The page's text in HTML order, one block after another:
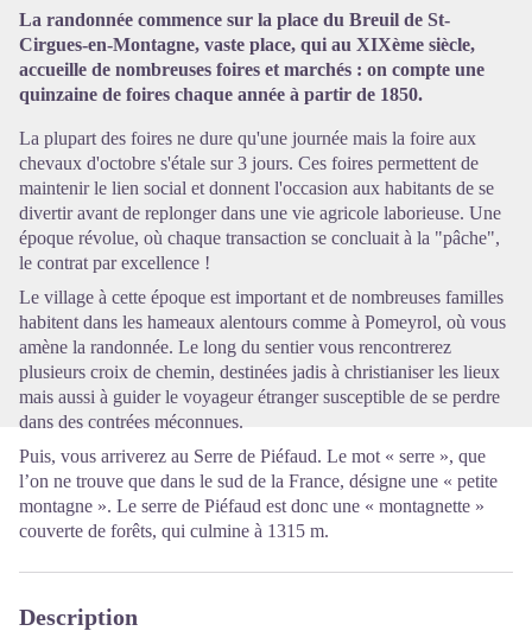
View picture in full screen
La randonnée commence sur la place du Breuil de St-
Cirgues-en-Montagne, vaste place, qui au XIXème siècle,
accueille de nombreuses foires et marchés : on compte une
quinzaine de foires chaque année à partir de 1850.
La plupart des foires ne dure qu'une journée mais la foire aux
chevaux d'octobre s'étale sur 3 jours. Ces foires permettent de
maintenir le lien social et donnent l'occasion aux habitants de se
divertir avant de replonger dans une vie agricole laborieuse. Une
époque révolue, où chaque transaction se concluait à la "pâche",
le contrat par excellence !
Le village à cette époque est important et de nombreuses familles
habitent dans les hameaux alentours comme à Pomeyrol, où vous
amène la randonnée. Le long du sentier vous rencontrerez
plusieurs croix de chemin, destinées jadis à christianiser les lieux
mais aussi à guider le voyageur étranger susceptible de se perdre
dans des contrées méconnues.
Puis, vous arriverez au Serre de Piéfaud. Le mot « serre », que
l’on ne trouve que dans le sud de la France, désigne une « petite
montagne ». Le serre de Piéfaud est donc une « montagnette »
couverte de forêts, qui culmine à 1315 m.
Description